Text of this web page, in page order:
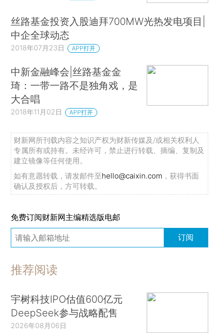
丝路基金投资入股迪拜700MW光热发电项目|
中企全球动态
2018年07月23日 APP打开
中新金融峰会|丝路基金金
琦：一带一路不是独角戏，是
大合唱
2018年11月02日 APP打开
财新网所刊载内容之知识产权为财新传媒及/或相关权利人
专属所有或持有。未经许可，禁止进行转载、摘编、复制及
建立镜像等任何使用。
如有意愿转载，请发邮件至hello@caixin.com ，获得书面
确认及授权后，方可转载。
免费订阅财新网主编精选版电邮
订阅
推荐阅读
宇树科技IPO估值600亿元
DeepSeek参与战略配售
2026年08月06日